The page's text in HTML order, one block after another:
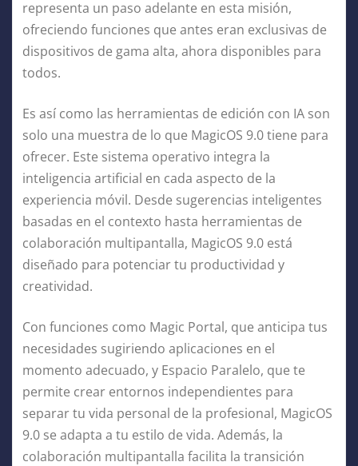
representa un paso adelante en esta misión,
ofreciendo funciones que antes eran exclusivas de
dispositivos de gama alta, ahora disponibles para
todos.
Es así como las herramientas de edición con IA son
solo una muestra de lo que MagicOS 9.0 tiene para
ofrecer. Este sistema operativo integra la
inteligencia artificial en cada aspecto de la
experiencia móvil. Desde sugerencias inteligentes
basadas en el contexto hasta herramientas de
colaboración multipantalla, MagicOS 9.0 está
diseñado para potenciar tu productividad y
creatividad.
Con funciones como Magic Portal, que anticipa tus
necesidades sugiriendo aplicaciones en el
momento adecuado, y Espacio Paralelo, que te
permite crear entornos independientes para
separar tu vida personal de la profesional, MagicOS
9.0 se adapta a tu estilo de vida. Además, la
colaboración multipantalla facilita la transición